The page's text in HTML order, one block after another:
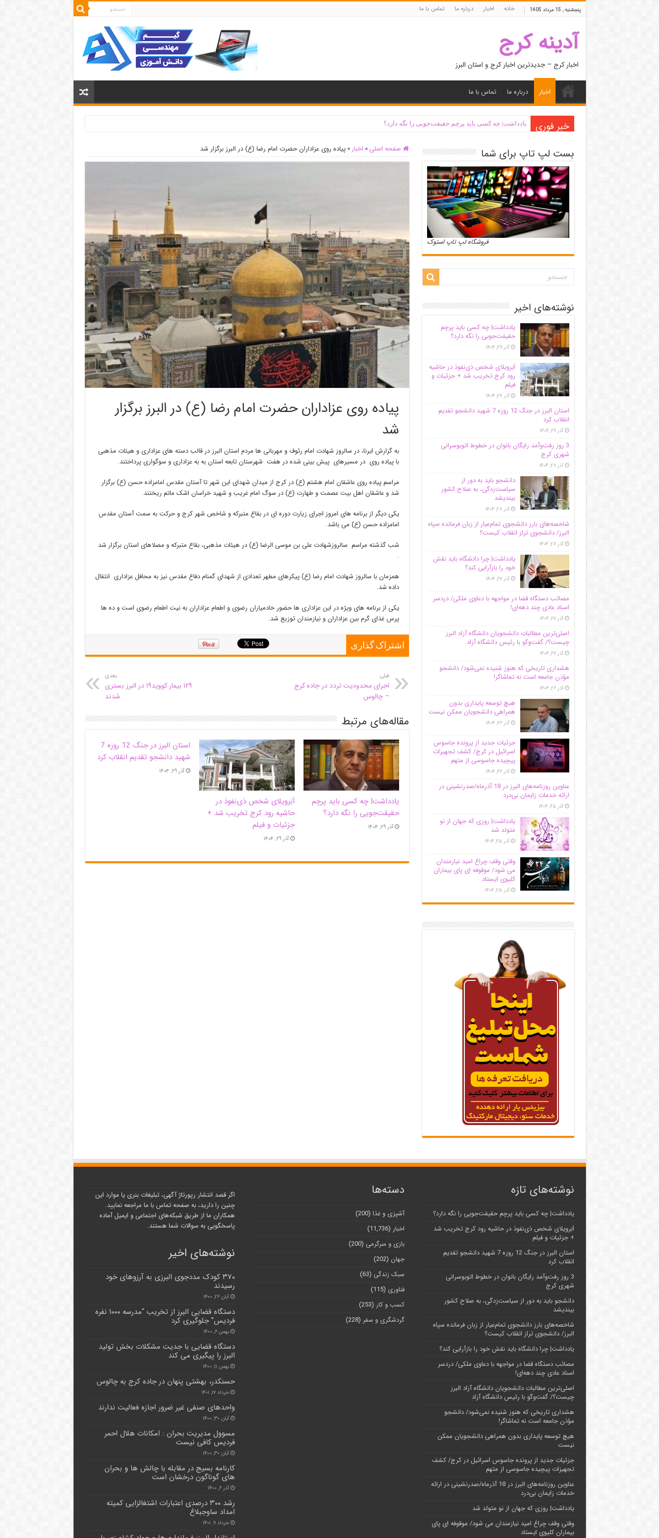
پنجشنبه , 15 مرداد 1405 خانه اخبار درباره ما تماس با ما
آدینه کرج
اخبار کرج – جدیدترین اخبار کرج و استان البرز
اخبار درباره ما تماس با ما
خبر فوری یادداشت| ‌چه کسی باید پرچم حقیقت‌جویی را نگه دارد؟
صفحه اصلی » اخبار » پیاده روی عزاداران حضرت امام رضا (ع) در البرز برگزار شد
پیاده روی عزاداران حضرت امام رضا (ع) در البرز برگزار
شد
به گزارش ایرنا، در سالروز شهادت امام رئوف و مهربانی ها مردم استان البرز در قالب دسته های عزاداری و هیئات مذهبی
با پیاده روی در مسیرهای پیش بینی شده در هفت شهرستان تابعه استان به به عزاداری و سوگواری پرداختند.
مراسم پیاده روی عاشقان امام هشتم (ع) در کرج از میدان شهدای این شهر تا آستان مقدس امامزاده حسن (ع) برگزار
شد و عاشقان اهل بیت عصمت و طهارت (ع) در سوگ امام غریب و شهید خراسان اشک ماتم ریختند.
یکی دیگر از برنامه های امروز اجرای زیارت دوره ای در بقاع متبرکه و شاخص شهر کرج و حرکت به سمت آستان مقدس
امامزاده حسن (ع) می باشد.
شب گذشته مراسم سالروزشهادت علی بن موسی الرضا (ع) در هیئات مذهبی، بقاع متبرکه و مصلاهای استان برگزار شد
.
همزمان با سالروز شهادت امام رضا (ع) پیکرهای مطهر تعدادی از شهدای گمنام دفاع مقدس نیز به محافل عزاداری انتقال
داده شد.
یکی از برنامه های ویژه در این عزاداری ها حضور خادمیاران رضوی و اطعام عزاداران به نیت اطعام رضوی است و ده ها
پرس غذای گرم بین عزاداران و نیازمندان توزیع شد.
اشتراک گذاری
قبلی
اجرای محدودیت تردد در جاده کرج
– چالوس
بعدی
۱۲۹ بیمار کووید۱۹ در البرز بستری
شدند
مقاله‌های مرتبط
یادداشت| ‌چه کسی باید پرچم
حقیقت‌جویی را نگه دارد؟
آذر ۲۹, ۱۴۰۴
اَبَر‌ویلای شخص ذی‌نفوذ در
حاشیه‌ رود کرج تخریب شد +
جزئیات و فیلم
آذر ۲۹, ۱۴۰۴
استان البرز در جنگ 12 روزه 7
شهید دانشجو تقدیم انقلاب کرد
آذر ۲۹, ۱۴۰۴
بست لپ تاپ برای شما
فروشگاه لپ تاپ استوک
نوشته‌های اخیر
یادداشت| ‌چه کسی باید پرچم
حقیقت‌جویی را نگه دارد؟
آذر ۲۹, ۱۴۰۴
اَبَر‌ویلای شخص ذی‌نفوذ در حاشیه‌
رود کرج تخریب شد + جزئیات و
فیلم
آذر ۲۹, ۱۴۰۴
استان البرز در جنگ 12 روزه 7 شهید دانشجو تقدیم
انقلاب کرد
آذر ۲۹, ۱۴۰۴
3 روز رفت‌وآمد رایگان بانوان در خطوط اتوبوسرانی
شهری کرج
آذر ۲۸, ۱۴۰۴
دانشجو باید به دور از
سیاست‌زدگی، به صلاح کشور
بیندیشد
آذر ۲۸, ۱۴۰۴
شاخصه‌های بارز دانشجوی تمام‌عیار از زبان فرمانده سپاه
البرز/ دانشجوی تراز انقلاب کیست؟
آذر ۲۸, ۱۴۰۴
یادداشت| چرا دانشگاه باید نقش
خود را بازآرایی کند؟
آذر ۲۷, ۱۴۰۴
مصائب دستگاه قضا در مواجهه با دعاوی ملکی/ دردسر
اسناد عادی چند‌ دهه‌ای!
آذر ۲۷, ۱۴۰۴
اصلی‌ترین مطالبات دانشجویان دانشگاه آزاد البرز
چیست؟/ گفت‌وگو با رئیس دانشگاه آز‌اد
آذر ۲۷, ۱۴۰۴
هشداری تاریخی که هنوز شنیده نمی‌شود/ دانشجو
مؤذن جامعه است نه تماشاگر!
آذر ۲۶, ۱۴۰۴
هیچ توسعه پایداری بدون
همراهی دانشجویان ممکن نیست
آذر ۲۶, ۱۴۰۴
جزئیات جدید از پرونده جاسوس
اسرائیل در کرج/‌ کشف تجهیزات
پیچیده جاسوسی از متهم
آذر ۲۶, ۱۴۰۴
عناوین روزنامه‌های البرز در ‌18 آذرماه/صدرنشینی در
ارائه خدمات زایمان بی‌درد
آذر ۲۵, ۱۴۰۴
یادداشت| روزی که جهان از نو
متولد شد
آذر ۲۵, ۱۴۰۴
وقتی وقف چراغ امید نیازمندان
می شود/ موقوفه ای پای بیماران
کلیوی ایستاد
آذر ۲۵, ۱۴۰۴
نوشته‌های تازه
یادداشت| ‌چه کسی باید پرچم حقیقت‌جویی را نگه دارد؟
اَبَر‌ویلای شخص ذی‌نفوذ در حاشیه‌ رود کرج تخریب شد
+ جزئیات و فیلم
استان البرز در جنگ 12 روزه 7 شهید دانشجو تقدیم
انقلاب کرد
3 روز رفت‌وآمد رایگان بانوان در خطوط اتوبوسرانی
شهری کرج
دانشجو باید به دور از سیاست‌زدگی، به صلاح کشور
بیندیشد
شاخصه‌های بارز دانشجوی تمام‌عیار از زبان فرمانده سپاه
البرز/ دانشجوی تراز انقلاب کیست؟
یادداشت| چرا دانشگاه باید نقش خود را بازآرایی کند؟
مصائب دستگاه قضا در مواجهه با دعاوی ملکی/ دردسر
اسناد عادی چند‌ دهه‌ای!
اصلی‌ترین مطالبات دانشجویان دانشگاه آزاد البرز
چیست؟/ گفت‌وگو با رئیس دانشگاه آز‌اد
هشداری تاریخی که هنوز شنیده نمی‌شود/ دانشجو
مؤذن جامعه است نه تماشاگر!
هیچ توسعه پایداری بدون همراهی دانشجویان ممکن
نیست
جزئیات جدید از پرونده جاسوس اسرائیل در کرج/‌ کشف
تجهیزات پیچیده جاسوسی از متهم
عناوین روزنامه‌های البرز در ‌18 آذرماه/صدرنشینی در ارائه
خدمات زایمان بی‌درد
یادداشت| روزی که جهان از نو متولد شد
وقتی وقف چراغ امید نیازمندان می شود/ موقوفه ای پای
بیماران کلیوی ایستاد
دسته‌ها
آشپزی و غذا (200)
اخبار (11,736)
بازی و سرگرمی (200)
جهان (202)
سبک زندگی (63)
فناوری (115)
کسب و کار (253)
گردشگری و سفر (228)
اگر قصد انتشار رپورتاژ آگهی، تبلیغات بنری یا موارد این
چنین را دارید، به صفحه تماس با ما مراجعه نمایید.
همکاران ما از طریق شبکه‌های اجتماعی و ایمیل آماده
پاسخگویی به سوالات شما هستند.
نوشته‌های اخیر
۳۷۰ کودک مددجوی البرزی به آرزوهای خود
رسیدند
آبان ۲۶, ۱۴۰۰
دستگاه قضایی البرز از تخریب “مدرسه ۱۰۰۰ نفره
فردیس” جلوگیری کرد
بهمن ۶, ۱۴۰۰
دستگاه قضایی با جدیت مشکلات بخش تولید
البرز را پیگیری می کند
بهمن ۱۱, ۱۴۰۰
حسنکدر، بهشتی پنهان در جاده کرج به چالوس
خرداد ۱۷, ۱۴۰۱
واحدهای صنفی غیر ضرور اجازه فعالیت ندارند
آبان ۳۰, ۱۴۰۰
مسوول مدیریت بحران : امکانات هلال احمر
فردیس کافی نیست
آبان ۳۰, ۱۴۰۰
کارنامه بسیج در مقابله با چالش ها و بحران
های گوناگون درخشان است
آذر ۶, ۱۴۰۰
رشد ۳۰۰ درصدی اعتبارات اشتغالزایی کمیته
امداد ساوجبلاغ
خرداد ۹, ۱۴۰۱